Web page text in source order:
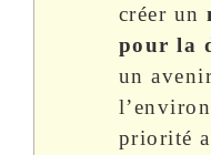
créer un
pour la
un
priorité